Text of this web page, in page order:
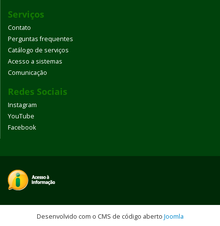
Serviços
Contato
Perguntas frequentes
Catálogo de serviços
Acesso a sistemas
Comunicação
Redes Sociais
Instagram
YouTube
Facebook
Desenvolvido com o CMS de código aberto Joomla